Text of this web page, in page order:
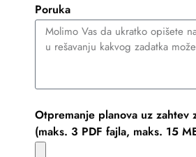
Poruka
Otpremanje planova uz zahtev
(maks. 3 PDF fajla, maks. 15